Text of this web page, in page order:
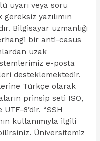
uyarı veya soru
yazılımın
Bilgisayar uzmanlığı
bir anti-casus
uzak
e-posta
desteklemektedir.
Türkçe olarak
prinsip seti ISO,
8’dir. “SSH
kullanımıyla ilgili
Üniversitemiz